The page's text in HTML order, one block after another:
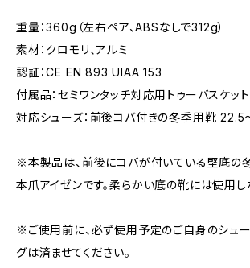
重量：360g（左右ペア、ABSなしで312g）
素材：クロモリ、アルミ
認証：CE EN 893 UIAA 153
付属品：セミワンタッチ対応用トゥーバスケッ
対応シューズ：前後コバ付きの冬季用靴
※本製品は、前後にコバが付いている堅底の
本爪アイゼンです。柔らかい底の靴には使用し
※ご使用前に、必ず使用予定のご自身のシュー
グは済ませてください。